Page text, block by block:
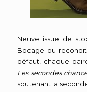
Neuve issue de
Bocage ou
défaut, chaque
Les secondes
soutenant la